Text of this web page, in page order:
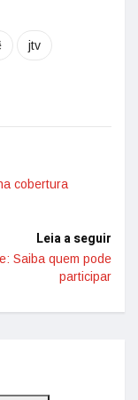
jtv
cobertura
Leia a seguir
Saiba quem pode
participar